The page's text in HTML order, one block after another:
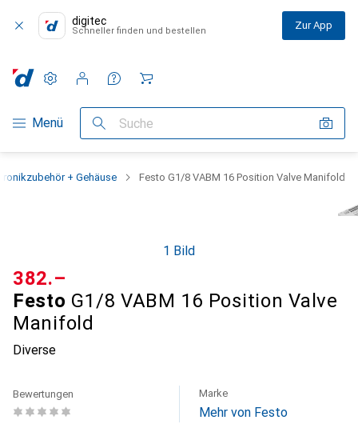
digitec
Schneller finden und bestellen Zur App
Navigation nach Kategorien
Menü Suche
Einstellungen
Kundenkonto
Vergleichslisten
Merklisten
Warenkorb
+ Gehäuse Festo G1/8 VABM 16 Position Valve Manifold
1 Bild
Festo G1/8 VABM 16 Position Valve
Manifold
Diverse
CHF
382.–
Bewertungen Marke
Mehr von Festo